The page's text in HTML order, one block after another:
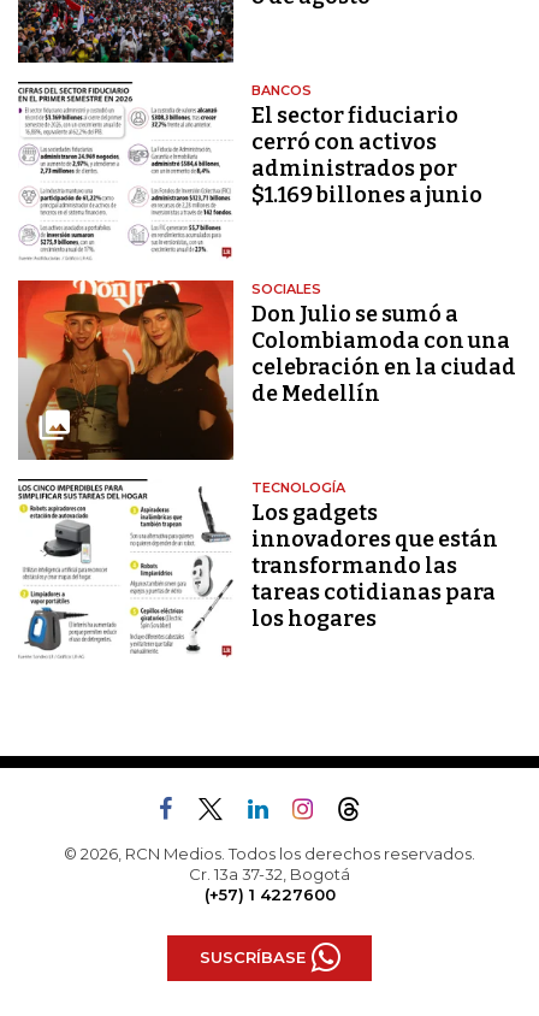
BANCOS
El sector fiduciario
cerró con activos
administrados por
$1.169 billones a junio
SOCIALES
Don Julio se sumó a
Colombiamoda con una
celebración en la ciudad
de Medellín
TECNOLOGÍA
Los gadgets
innovadores que están
transformando las
tareas cotidianas para
los hogares
© 2026, RCN Medios. Todos los derechos reservados.
Cr. 13a 37-32, Bogotá
(+57) 1 4227600
SUSCRÍBASE